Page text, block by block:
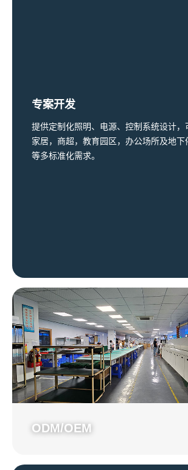
专案开发
提供定制化照明、电源、控制系统设计，
家居，商超，教育园区，办公场所及地下
等多标准化需求。
ODM/OEM